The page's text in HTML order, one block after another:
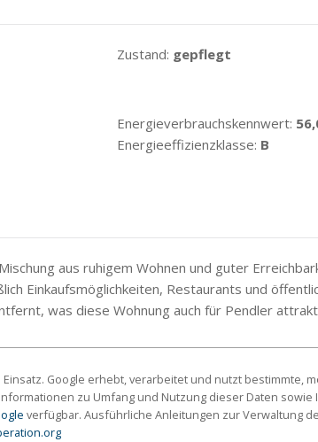
Zustand: gepflegt
Energieverbrauchskennwert:
Energieeffizienzklasse: B
aus ruhigem Wohnen und guter
Einkaufsmöglichkeiten, Restaurants und
was diese Wohnung auch für Pendler
Google erhebt, verarbeitet und nutzt bestimmte,
zu Umfang und Nutzung dieser Daten
verfügbar. Ausführliche Anleitungen zur Verwaltung